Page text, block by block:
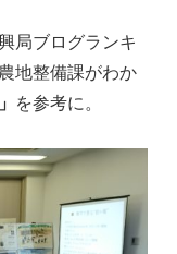
局ブログランキ
地整備課がわか
」 を参考に。